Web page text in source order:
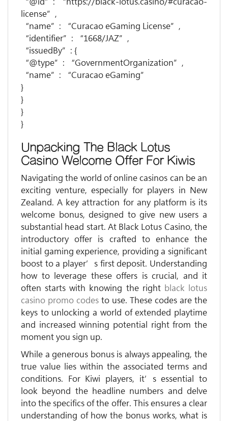
license”,
“name”: “Curacao eGaming License”,
“identifier”: “1668/JAZ”,
“issuedBy”: {
“@type”: “GovernmentOrganization”,
“name”: “Curacao eGaming”
}
}
}
}
Unpacking The Black Lotus
Casino Welcome Offer For Kiwis
Navigating the world of online casinos can be an
exciting venture, especially for players in New
Zealand. A key attraction for any platform is its
welcome bonus, designed to give new users a
substantial head start. At Black Lotus Casino, the
introductory offer is crafted to enhance the
initial gaming experience, providing a significant
boost to a player’s first deposit. Understanding
how to leverage these offers is crucial, and it
often starts with knowing the right black lotus
casino promo codes to use. These codes are the
keys to unlocking a world of extended playtime
and increased winning potential right from the
moment you sign up.
While a generous bonus is always appealing, the
true value lies within the associated terms and
conditions. For Kiwi players, it’s essential to
look beyond the headline numbers and delve
into the specifics of the offer. This ensures a clear
understanding of how the bonus works, what is